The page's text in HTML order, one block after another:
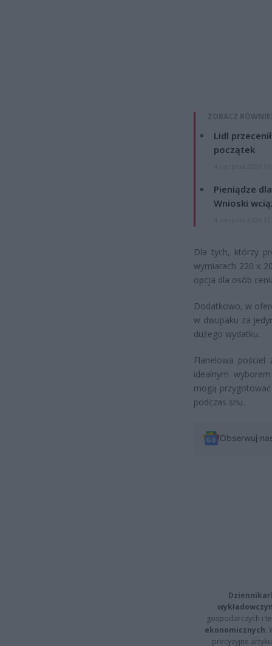
ZOBACZ
Lidl
początek
Pieniądze
Wnioski
Dla tych, którzy
wymiarach 220 x
opcja dla osób
Dodatkowo, w
w dwupaku za
dużego wydatku.
Flanelowa
idealnym
mogą
podczas snu.
Obserwuj
gospodarczych i
ekonomicznych.
precyzyjne